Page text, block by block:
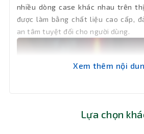
Loại Ram DDR5
Giao Tiếp
VGA
1 x PCI Express 5.0
3.0 x1
2 x USB4 USB Type-C,
nhiều dòng case khác nhau trên
được làm bằng chất liệu cao cấp,
an tâm tuyệt đối cho người dùng.
Xem thêm nội
Lựa chọn